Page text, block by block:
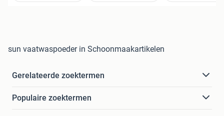
sun vaatwaspoeder in Schoonmaakartikelen
Gerelateerde zoektermen
Populaire zoektermen